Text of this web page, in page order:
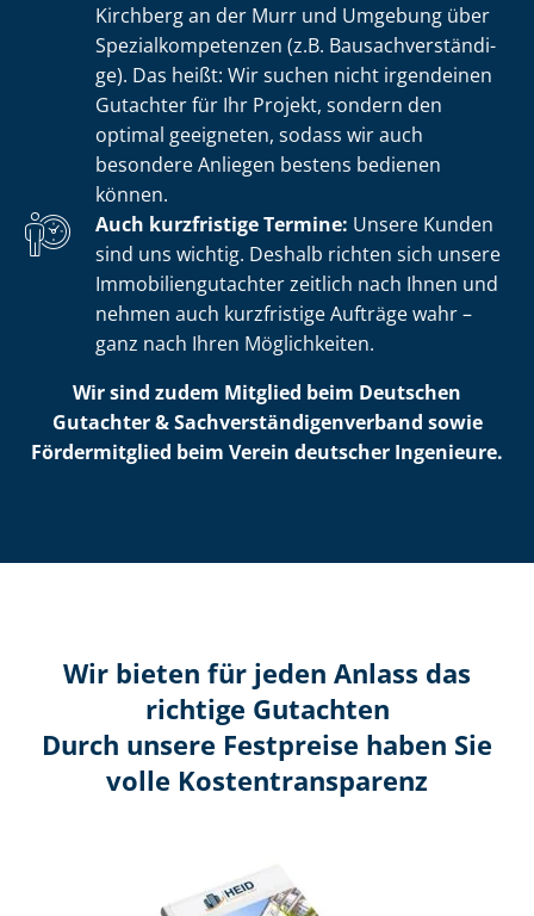
Kirchberg an der Murr und Umgebung über
Spe­zi­al­kom­pe­ten­zen (z.B. Bau­sach­ver­stän­di­
ge). Das heißt: Wir suchen nicht irgendeinen
Gutachter für Ihr Projekt, sondern den
optimal geeigneten, sodass wir auch
besondere Anliegen bestens bedienen
können.
Auch kurzfristige Termine: Unsere Kunden
sind uns wichtig. Deshalb richten sich unsere
Im­mo­bi­li­en­gut­ach­ter zeitlich nach Ihnen und
nehmen auch kurzfristige Aufträge wahr –
ganz nach Ihren Möglichkeiten.
Wir sind zudem Mitglied beim Deutschen
Gutachter & Sach­ver­stän­di­gen­ver­band sowie
Fördermitglied beim Verein deutscher Ingenieure.
Wir bieten für jeden Anlass das
richtige Gutachten
Durch unsere Festpreise haben Sie
volle Kosten­transparenz